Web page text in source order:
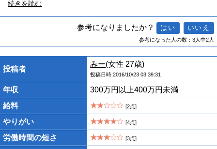
続きを読む
参考になりましたか？
参考になった人の数：3人中2人
投稿者
みー(女性 27歳)
投稿日時:2016/10/23 03:39:31
年収
300万円以上400万円未満
給料
[2点]
やりがい [4点]
労働時間の短さ [3点]